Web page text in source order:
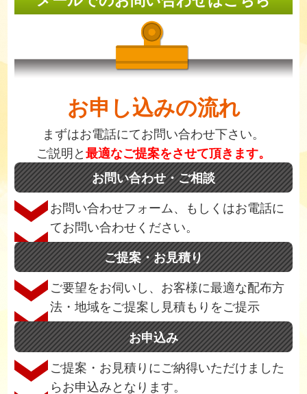
お申し込みの流れ
まずはお電話にてお問い合わせ下さい。
ご説明と最適なご提案をさせて頂きます。
お問い合わせ・ご相談
お問い合わせフォーム、もしくはお電話に
てお問い合わせください。
ご提案・お見積り
ご要望をお伺いし、お客様に最適な配布方
法・地域をご提案し見積もりをご提示
お申込み
ご提案・お見積りにご納得いただけました
らお申込みとなります。